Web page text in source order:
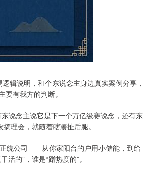
辑说明，和个东说念主身边真实案例分享，
有我方的判断。
说念主说它是下一个万亿级赛说念，还有东
理会，就随着瞎凑扯后腿。
统公司——从你家阳台的户用小储能，到给
的”，谁是“蹭热度的”。